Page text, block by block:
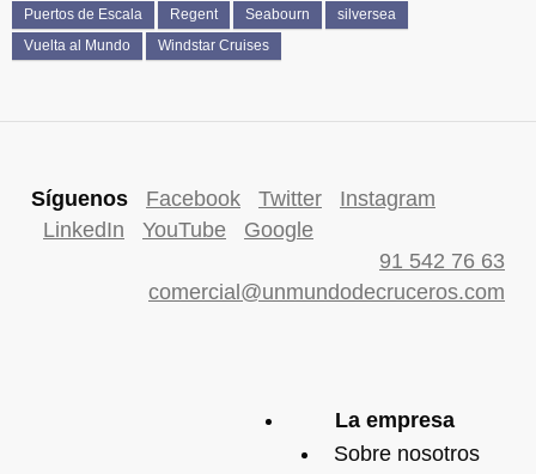
Puertos de Escala
Regent Seabourn
silversea
Vuelta al Mundo
Windstar Cruises
Síguenos Facebook Twitter
Instagram
LinkedIn
YouTube
Google
91 542 76 63
comercial@unmundodecruceros.com
La empresa
Sobre nosotros